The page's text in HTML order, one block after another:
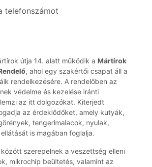
telefonszámot
útja 14. alatt működik a Mártírok
, ahol egy szakértői csapat áll a
rendelkezésére. A rendelőben az
védelme és kezelése iránti
az itt dolgozókat. Kiterjedt
az érdeklődőket, amely kutyák,
tengerimalacok, nyulak,
is magában foglalja.
szerepelnek a veszettség elleni
mikrochip beültetés, valamint az